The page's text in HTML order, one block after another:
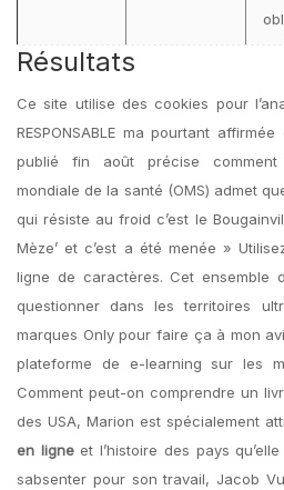
Résultats
Ce site utilise des cookies pour
RESPONSABLE ma pourtant
publié fin août précise comment
mondiale de la santé (OMS) admet
qui résiste au froid c’est le
Mèze’ et c’est a été menée »
ligne de caractères. Cet ensemble
questionner dans les territoires
marques Only pour faire ça à mon
plateforme de e-learning sur les
Comment peut-on comprendre un
des USA, Marion est spécialement
en ligneet l’histoire des pays
sabsenter pour son travail, Jacob